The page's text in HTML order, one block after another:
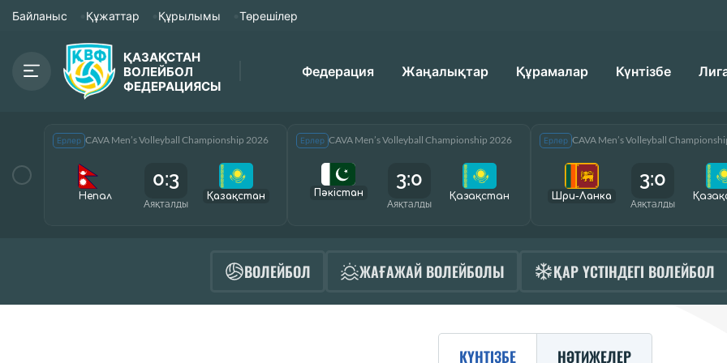
Байланыс Құжаттар Құрылымы Төрешілер
ҚАЗАҚСТАН
ВОЛЕЙБОЛ
ФЕДЕРАЦИЯСЫ
Федерация Жаңалықтар Құрамалар Күнтізбе
Ерлер CAVA Men’s Volleyball Championship 2026
Непал
0:3
Аяқталды
Қазақcтан
Ерлер CAVA Men’s Volleyball Championship 2026
Пәкістан
3:0
Аяқталды
Қазақcтан
Ерлер CAVA Men’s Volleyball
Шри-Ланка
3:0
Аяқталды
ВОЛЕЙБОЛ ЖАҒАЖАЙ ВОЛЕЙБОЛЫ ҚАР ҮСТІНДЕГІ ВОЛЕЙБОЛ
КҮНТІЗБЕ НӘТИЖЕЛЕР